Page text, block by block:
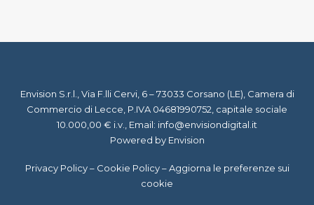
Envision S.r.l., Via F.lli Cervi, 6 – 73033 Corsano (LE), Camera di
Commercio di Lecce, P.IVA 04681990752, capitale sociale
10.000,00 € i.v., Email: info@envisiondigital.it
Powered by Envision
Privacy Policy– Cookie Policy–Aggiorna le preferenze sui
cookie